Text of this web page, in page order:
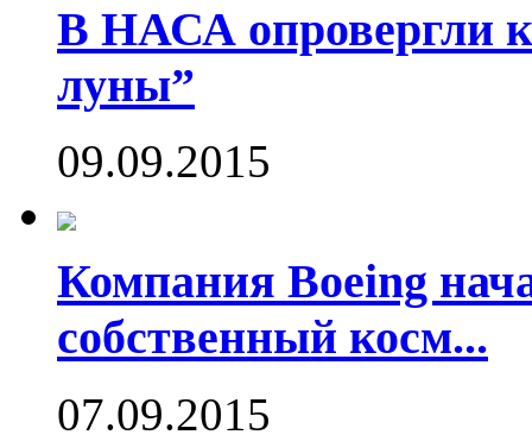
В НАСА опровергли
луны”
09.09.2015
Компания Boeing
собственный косм...
07.09.2015